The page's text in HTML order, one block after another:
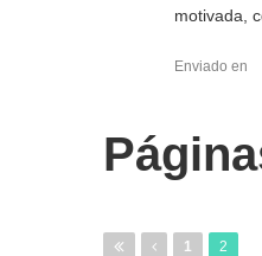
motivada,
Enviado en
1 2